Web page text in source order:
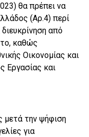
θα πρέπει να
(Αρ.4) περί
από
καθώς
Οικονομίας και
Εργασίας και
μετά την ψήφιση
για